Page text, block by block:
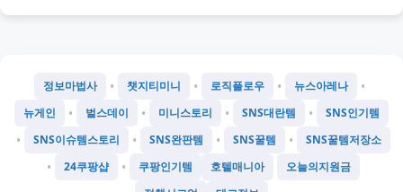
정보마법사 • 챗지티미니 • 로직플로우 • 뉴스아레나 •
뉴게인 • 벌스데이 • 미니스토리 • SNS대란템 • SNS인기템
• SNS이슈템스토리 • SNS완판템 • SNS꿀템 • SNS꿀템저장소
• 24쿠팡샵 • 쿠팡인기템 호텔매니아
오늘의지원금